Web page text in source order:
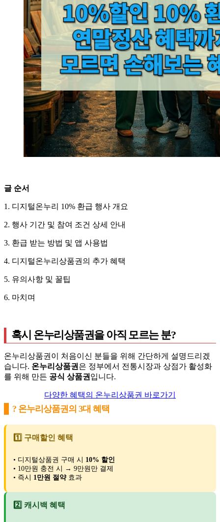
글 순서
1. 디지털온누리 10% 환급 행사 개요
2. 행사 기간 및 참여 조건 상세 안내
3. 환급 받는 방법 및 앱 사용법
4. 디지털온누리상품권의 추가 혜택
5. 유의사항 및 꿀팁
6. 마치며
혹시 온누리상품권을 아직 모르는 분?
온누리상품권이 처음이신 분들을 위해 간단하게 설명드리겠
습니다. 온누리상품권 은 정부에서 전통시장과 상점가 활성화
를 위해 만든 공식 상품권 입니다.
다양한 혜택의 온누리상품권 바로가기
? 온누리상품권의 3대 혜택
1️⃣ 구매할인 혜택
• 디지털상품권 구매 시 10% 할인
• 10만원 충전 시 → 9만원만 결제
• 즉시 1만원 절약효과
2️⃣ 캐시백 혜택